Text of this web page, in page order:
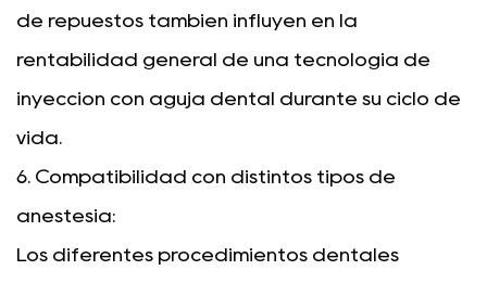
de repuestos también influyen en la
rentabilidad general de una tecnología de
inyección con aguja dental durante su ciclo de
vida.
6. Compatibilidad con distintos tipos de
anestesia:
Los diferentes procedimientos dentales